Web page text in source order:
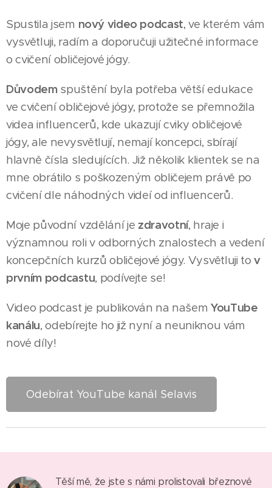
Spustila jsem nový video podcast, ve kterém vám
vysvětluji, radím a doporučuji užitečné informace
o cvičení obličejové jógy.
Důvodemspuštění byla potřeba větší edukace
ve cvičení obličejové jógy, protože se přemnožila
videa influencerů, kde ukazují cviky obličejové
jógy, ale nevysvětlují, nemají koncepci, sbírají
hlavně čísla sledujících. Již několik klientek se na
mne obrátilo s poškozeným obličejem právě po
cvičení dle náhodných videí od influencerů.
Moje původní vzdělání je zdravotní, hraje i
významnou roli v odborných znalostech a vedení
koncepčních kurzů obličejové jógy. Vysvětluji tov
prvním podcastu, podívejte se!
Video podcast je publikován na našemYouTube
kanálu, odebírejte ho již nyní a neuniknou vám
nové díly!
Odebírat YouTube kanál Selavis
Těší mě, že jste s námi prolistovali březnové